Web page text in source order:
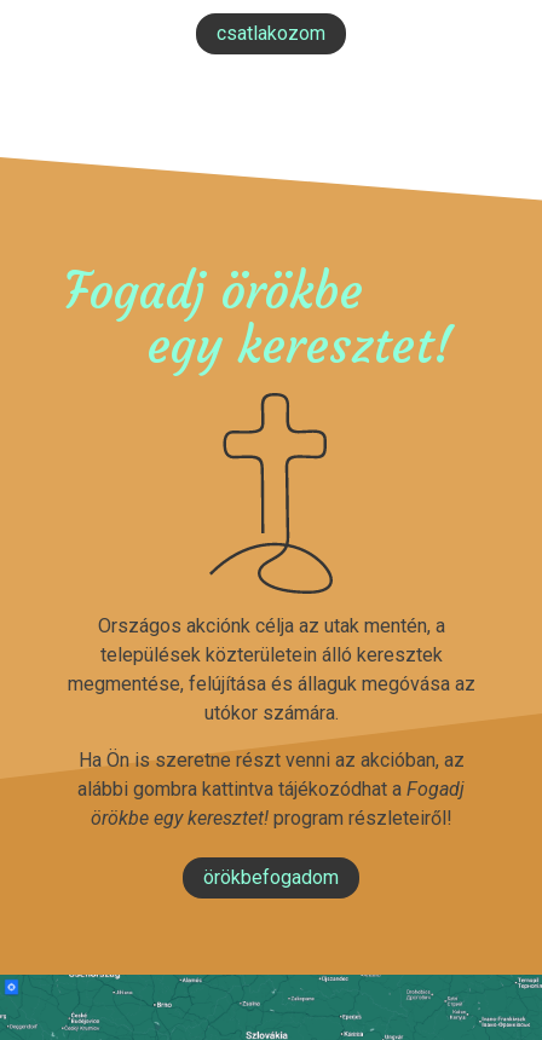
csatlakozom
Fogadj örökbe
egy keresztet!
Országos akciónk célja az utak mentén, a
települések közterületein álló keresztek
megmentése, felújítása és állaguk megóvása az
utókor számára.
Ha Ön is szeretne részt venni az akcióban, az
alábbi gombra kattintva tájékozódhat a Fogadj
örökbe egy keresztet!program részleteiről!
örökbefogadom